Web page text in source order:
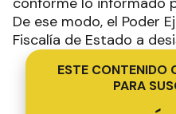
De ese modo, el Poder
Fiscalía de Estado a
ESTE CONTENIDO
PARA